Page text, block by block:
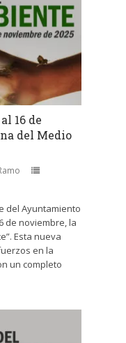
16 de
del Medio
del Ayuntamiento
de noviembre, la
Esta nueva
en la
un completo